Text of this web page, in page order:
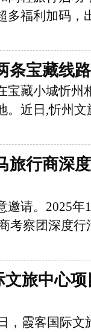
多福利加码，
条宝藏线
宝藏小城忻州
。近日,忻州
旅行商深
请。2025年
考察团深度
旅中心
，霞客国际